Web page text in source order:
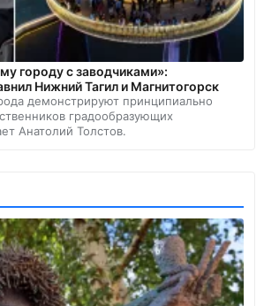
городу с заводчиками»:
Нижний Тагил и Магнитогорск
демонстрируют принципиально
градообразующих
Анатолий Толстов.